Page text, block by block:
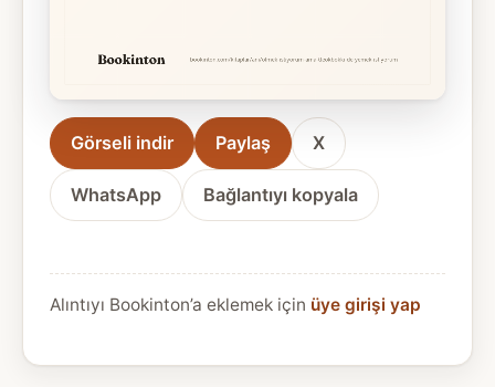
Görseli indir Paylaş X
WhatsApp Bağlantıyı kopyala
Alıntıyı Bookinton’a eklemek için üye girişi yap